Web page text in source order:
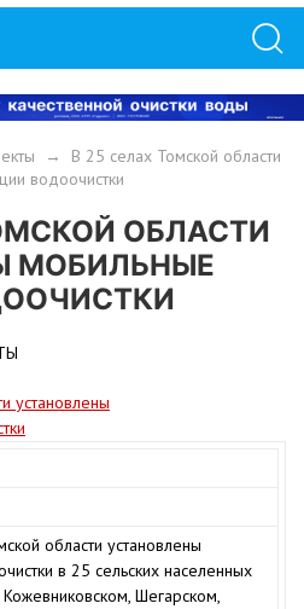
→ В 25 селах Томской области
водоочистки
ОБЛАСТИ
МОБИЛЬНЫЕ
области установлены
в 25 сельских населенных
Шегарском,